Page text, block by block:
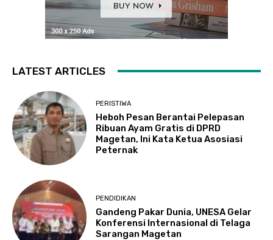
LATEST ARTICLES
PERISTIWA
Heboh Pesan Berantai Pelepasan
Ribuan Ayam Gratis di DPRD
Magetan, Ini Kata Ketua Asosiasi
Peternak
PENDIDIKAN
Gandeng Pakar Dunia, UNESA Gelar
Konferensi Internasional di Telaga
Sarangan Magetan